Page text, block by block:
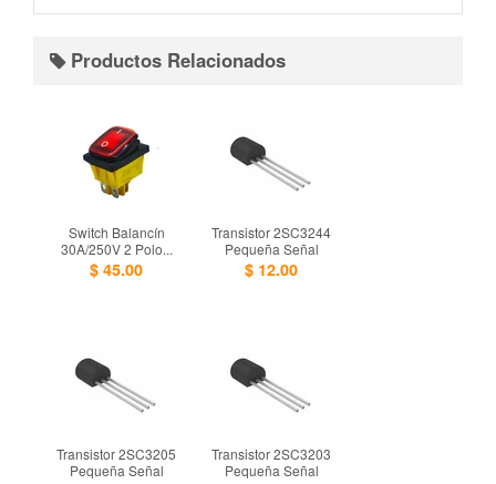
Productos Relacionados
Switch Balancín
30A/250V 2 Polo...
$ 45.00
Transistor 2SC3244
Pequeña Señal
$ 12.00
Transistor 2SC3205
Pequeña Señal
Transistor 2SC3203
Pequeña Señal